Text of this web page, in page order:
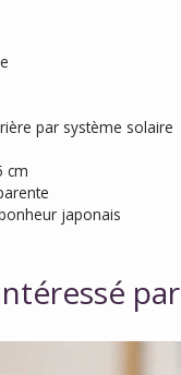
par système solaire
cm
japonais
par